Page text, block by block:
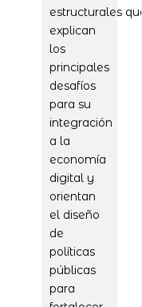
estructurales que
explican
los
principales
desafíos
para su
integración
a la
economía
digital y
orientan
el diseño
de
políticas
públicas
para